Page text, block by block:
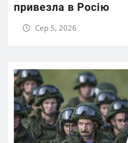
привезла в Росію
Сер 5, 2026